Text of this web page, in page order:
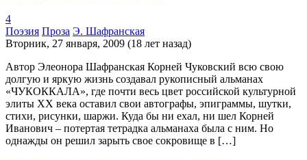
4
Поэзия Проза Э. Шафранская
Вторник, 27 января, 2009 (18 лет назад)
Автор Элеонора Шафранская Корней Чуковский всю свою
долгую и яркую жизнь создавал рукописный альманах
«ЧУКОККАЛА», где почти весь цвет российской культурной
элиты ХХ века оставил свои автографы, эпиграммы, шутки,
стихи, рисунки, шаржи. Куда бы ни ехал, ни шел Корней
Иванович – потертая тетрадка альманаха была с ним. Но
однажды он решил зарыть свое сокровище в […]